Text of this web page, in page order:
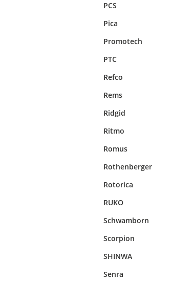
PCS
Pica
Promotech
PTC
Refco
Rems
Ridgid
Ritmo
Romus
Rothenberger
Rotorica
RUKO
Schwamborn
Scorpion
SHINWA
Senra